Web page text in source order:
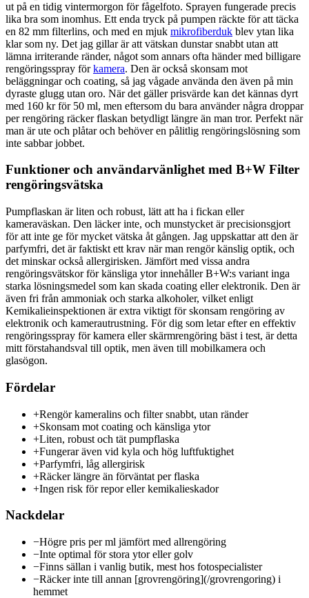
ut på en tidig vintermorgon för fågelfoto. Sprayen fungerade precis
lika bra som inomhus. Ett enda tryck på pumpen räckte för att täcka
en 82 mm filterlins, och med en mjuk mikrofiberduk blev ytan lika
klar som ny. Det jag gillar är att vätskan dunstar snabbt utan att
lämna irriterande ränder, något som annars ofta händer med billigare
rengöringsspray förkamera. Den är också skonsam mot
beläggningar och coating, så jag vågade använda den även på min
dyraste glugg utan oro. När det gäller prisvärde kan det kännas dyrt
med 160 kr för 50 ml, men eftersom du bara använder några droppar
per rengöring räcker flaskan betydligt längre än man tror. Perfekt när
man är ute och plåtar och behöver en pålitlig rengöringslösning som
inte sabbar jobbet.
Funktioner och användarvänlighet med B+W Filter
rengöringsvätska
Pumpflaskan är liten och robust, lätt att ha i fickan eller
kameraväskan. Den läcker inte, och munstycket är precisionsgjort
för att inte ge för mycket vätska åt gången. Jag uppskattar att den är
parfymfri, det är faktiskt ett krav när man rengör känslig optik, och
det minskar också allergirisken. Jämfört med vissa andra
rengöringsvätskor för känsliga ytor innehåller B+W:s variant inga
starka lösningsmedel som kan skada coating eller elektronik. Den är
även fri från ammoniak och starka alkoholer, vilket enligt
Kemikalieinspektionen är extra viktigt för skonsam rengöring av
elektronik och kamerautrustning. För dig som letar efter en effektiv
rengöringsspray för kamera eller skärmrengöring bäst i test, är detta
mitt förstahandsval till optik, men även till mobilkamera och
glasögon.
Fördelar
+Rengör kameralins och filter snabbt, utan ränder
+Skonsam mot coating och känsliga ytor
+Liten, robust och tät pumpflaska
+Fungerar även vid kyla och hög luftfuktighet
+Parfymfri, låg allergirisk
+Räcker längre än förväntat per flaska
+Ingen risk för repor eller kemikalieskador
Nackdelar
−Högre pris per ml jämfört med allrengöring
−Inte optimal för stora ytor eller golv
−Finns sällan i vanlig butik, mest hos fotospecialister
−Räcker inte till annan [grovrengöring](/grovrengoring) i
hemmet